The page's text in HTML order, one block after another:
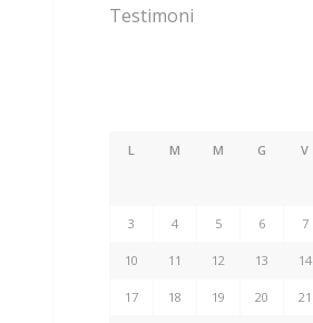
Testimoni
L M M G V
3 4 5 6 7
10 11 12 13 14
17 18 19 20 21